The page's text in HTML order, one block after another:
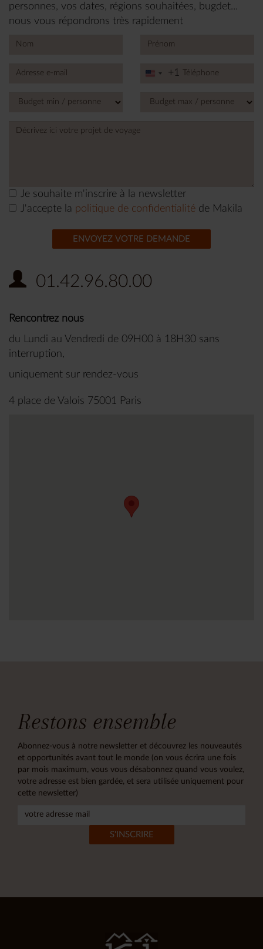
personnes, vos dates, régions souhaitées, bugdet...
nous vous répondrons très rapidement
United
+1
+1
Je souhaite m'inscrire à la newsletter
J'accepte la politique de confidentialité de Makila
ENVOYEZ VOTRE DEMANDE
01.42.96.80.00
Rencontrez nous
du Lundi au Vendredi de 09H00 à 18H30 sans
interruption,
uniquement sur rendez-vous
4 place de Valois 75001 Paris
Restons ensemble
Abonnez-vous à notre newsletter et découvrez les nouveautés
et opportunités avant tout le monde (on vous écrira une fois
par mois maximum, vous vous désabonnez quand vous voulez,
votre adresse est bien gardée, et sera utilisée uniquement pour
cette newsletter)